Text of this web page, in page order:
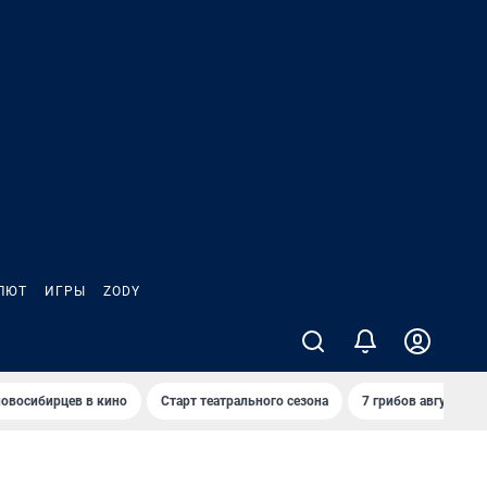
ИГРЫ ZODY
в кино Старт театрального сезона 7 грибов августа